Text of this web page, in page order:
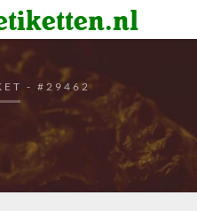
- #29462